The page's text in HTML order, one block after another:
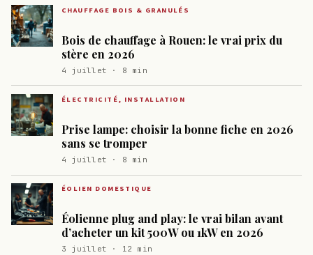
CHAUFFAGE BOIS & GRANULÉS
Bois de chauffage à Rouen: le vrai prix du
stère en 2026
4 juillet · 8 min
ÉLECTRICITÉ, INSTALLATION
Prise lampe: choisir la bonne fiche en 2026
sans se tromper
4 juillet · 8 min
ÉOLIEN DOMESTIQUE
Éolienne plug and play: le vrai bilan avant
d’acheter un kit 500W ou 1kW en 2026
3 juillet · 12 min